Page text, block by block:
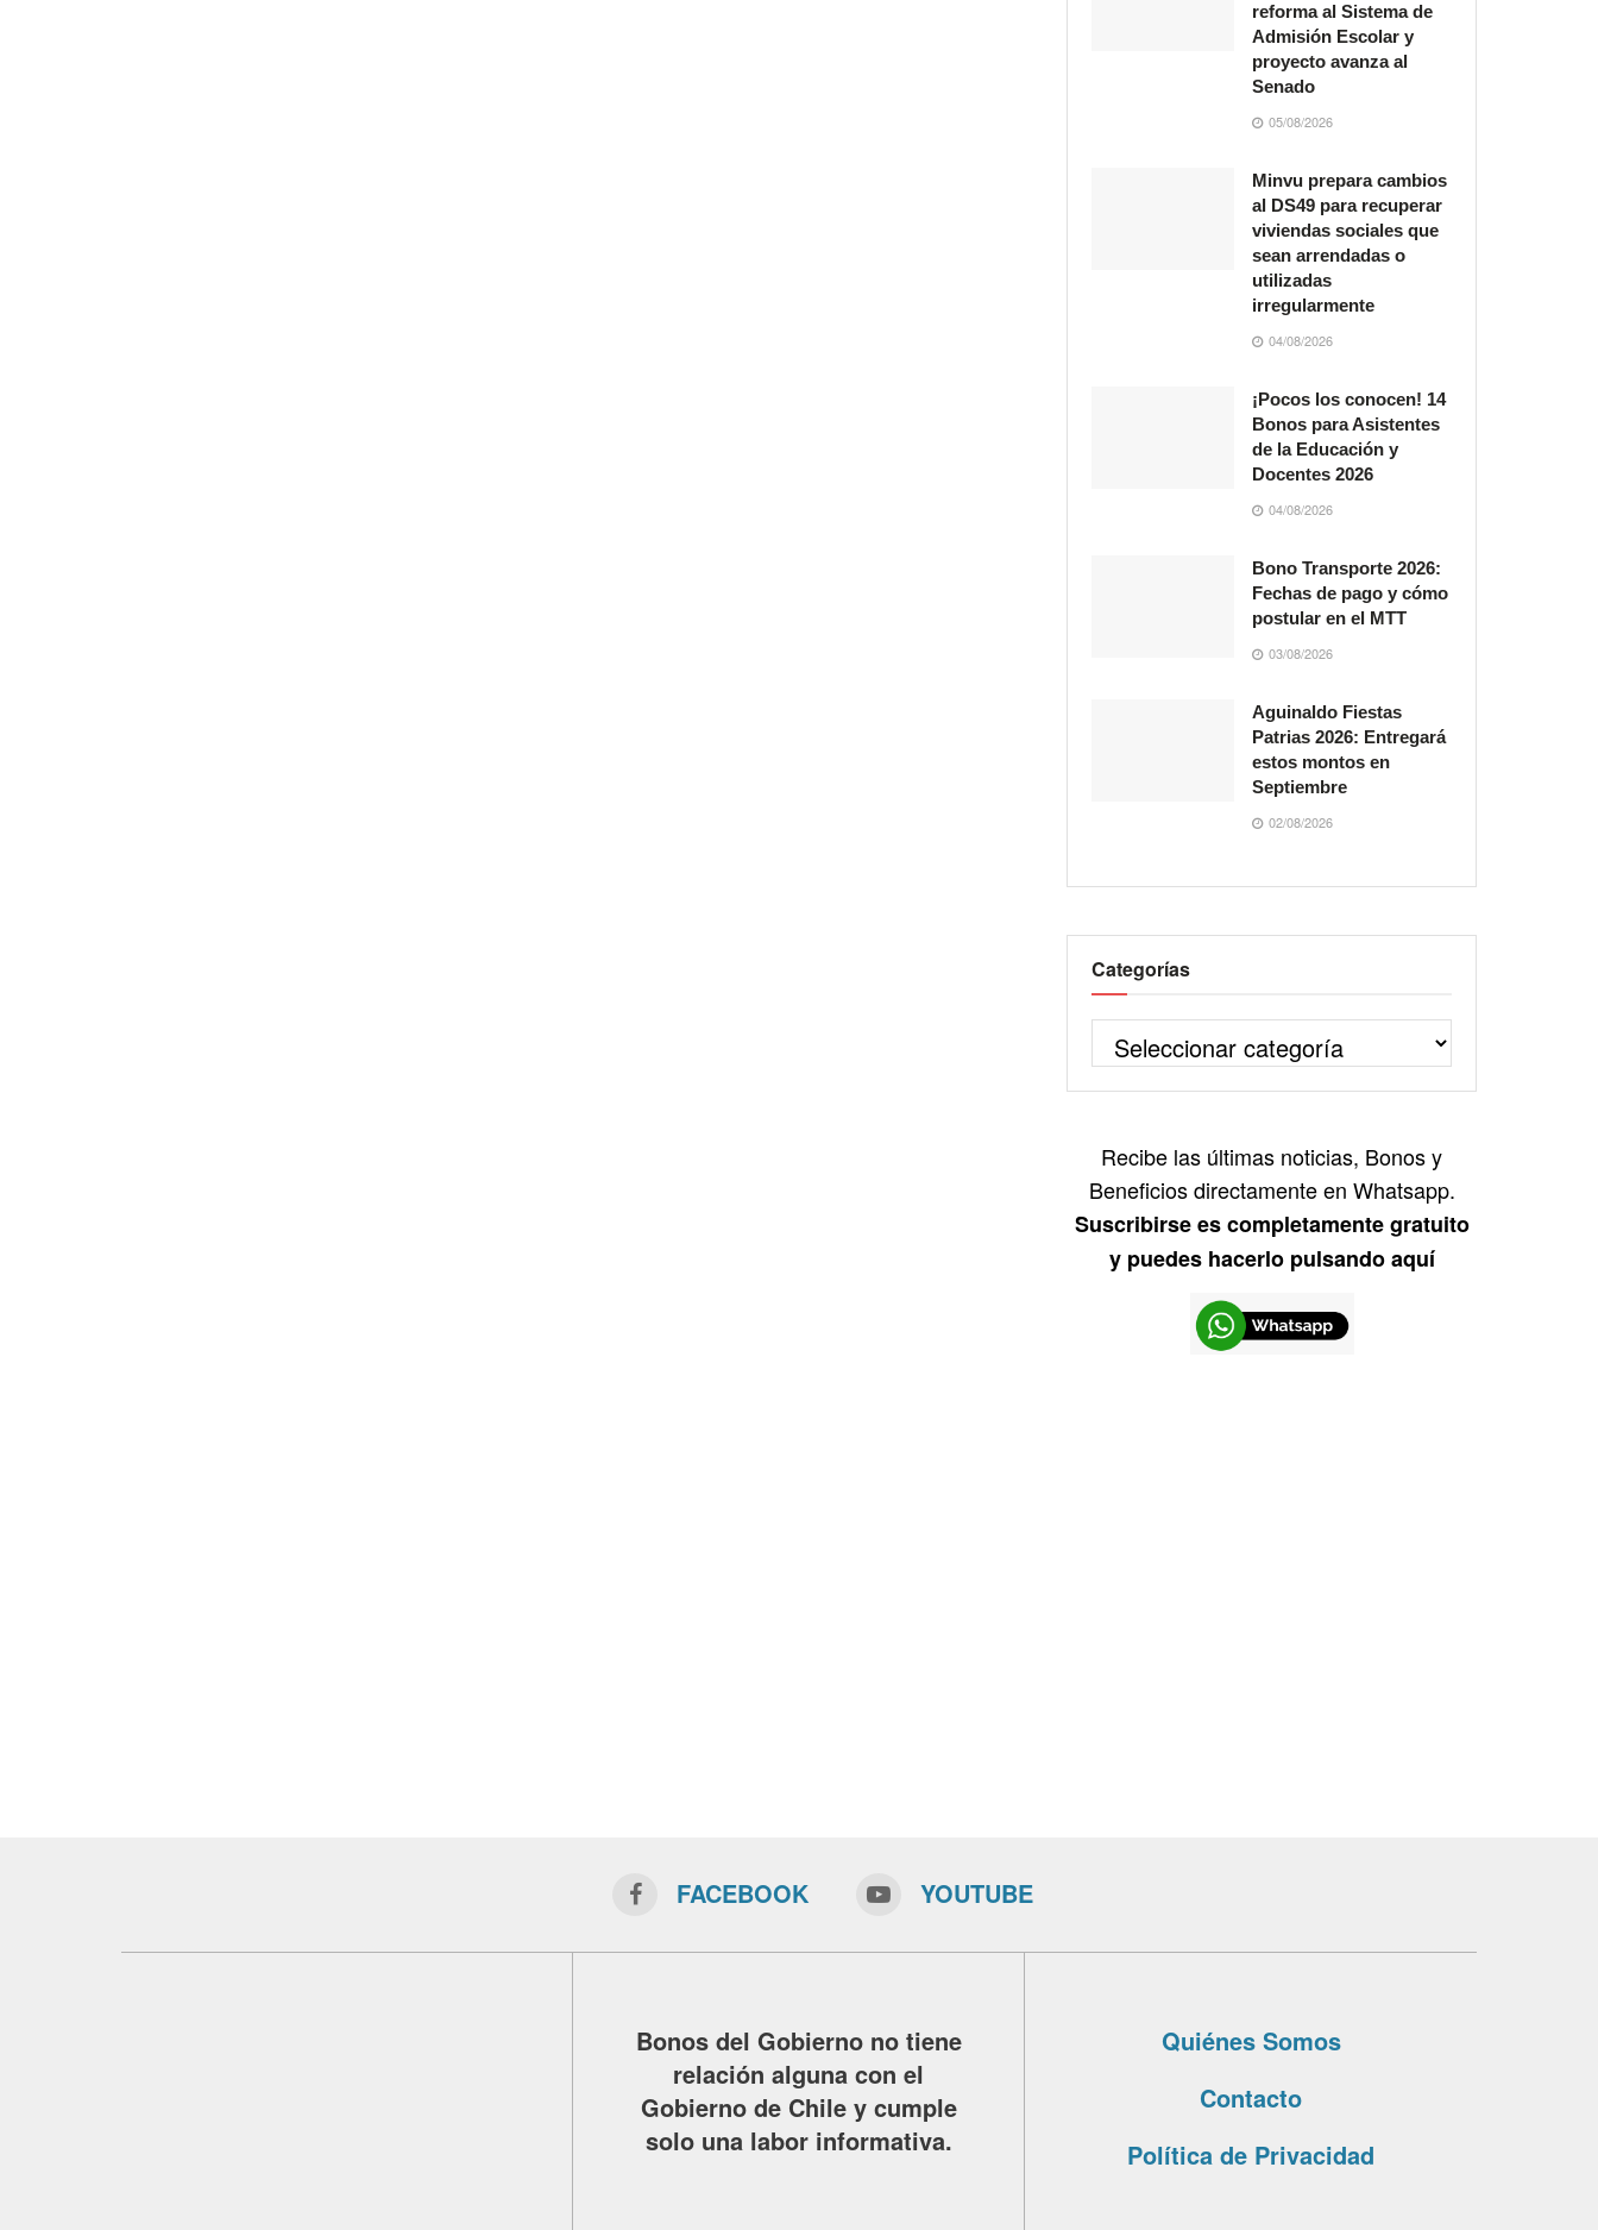
reforma al Sistema de
Admisión Escolar y
proyecto avanza al
Senado
05/08/2026
Minvu prepara cambios
al DS49 para recuperar
viviendas sociales que
sean arrendadas o
utilizadas
irregularmente
04/08/2026
¡Pocos los conocen! 14
Bonos para Asistentes
de la Educación y
Docentes 2026
04/08/2026
Bono Transporte 2026:
Fechas de pago y cómo
postular en el MTT
03/08/2026
Aguinaldo Fiestas
Patrias 2026: Entregará
estos montos en
Septiembre
02/08/2026
Categorías
Recibe las últimas noticias, Bonos y
Beneficios directamente en Whatsapp.
Suscribirse es completamente gratuito
y puedes hacerlo pulsando aquí
FACEBOOK YOUTUBE
Bonos del Gobierno no tiene
relación alguna con el
Gobierno de Chile y cumple
solo una labor informativa.
Quiénes Somos
Contacto
Política de Privacidad